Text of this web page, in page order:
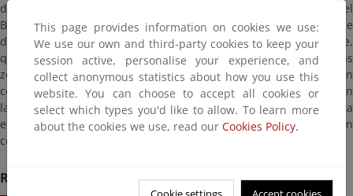
día siguiente al de la publicación del presente anuncio en el
Boletín Oficial de Cantabria), se informa que los planos de
delimitación provisional del dominio público marítimo-terrestre,
que incluye también la representación del límite interior de las
zonas de servidumbre de tránsito y de protección, podrán
consultarse previa petición de cita, en horario de 9 a 14 horas, en
las dependencias de la Demarcación de Costas en Cantabria, sita
en la calle Vargas nº 53, 3ª planta, de Santander. También pueden
consultarse a continuación.
Remission deadline
This page provides information on cookies we use:
We use our own and third-party cookies to keep your
session active, personalise your experience, and
collect anonymous statistics about how you use this
website. You can choose to accept all cookies or
select which types you'd like to allow. To learn more
about the cookies we use, read our Cookies Policy.